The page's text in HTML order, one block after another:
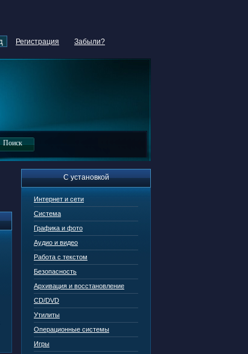
Регистрация Забыли?
С установкой
Интернет и сети
Система
Графика и фото
Аудио и видео
Работа с текстом
Безопасность
Архивация и восстановление
CD/DVD
Утилиты
Операционные системы
Игры